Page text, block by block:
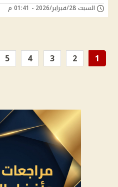
السبت 28/فبراير/2026 - 01:41 م
1
2
3
4
5